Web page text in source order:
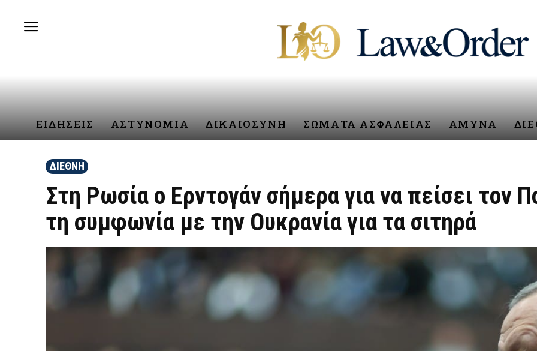
ΕΙΔΗΣΕΙΣ ΑΣΤΥΝΟΜΙΑ ΔΙΚΑΙΟΣΥΝΗ ΣΩΜΑΤΑ ΑΣΦΑΛΕΙΑΣ ΑΜΥΝΑ
ΔΙΕΘΝΗ
Στη Ρωσία ο Ερντογάν σήμερα για να πείσει τον
τη συμφωνία με την Ουκρανία για τα σιτηρά